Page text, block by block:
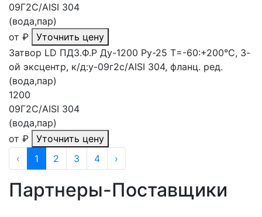
09Г2С/AISI 304
(вода,пар)
от ₽
Уточнить цену
Затвор LD ПДЗ.Ф.Р Ду-1200 Ру-25 Т=-60:+200°С, 3-
ой эксцентр, к/д:у-09г2с/AISI 304, фланц. ред.
(вода,пар)
1200
09Г2С/AISI 304
(вода,пар)
от ₽
Уточнить цену
‹
1 2 3 4 ›
Партнеры-Поставщики